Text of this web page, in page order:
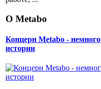
О Metabo
Концерн Metabo - немного
истории